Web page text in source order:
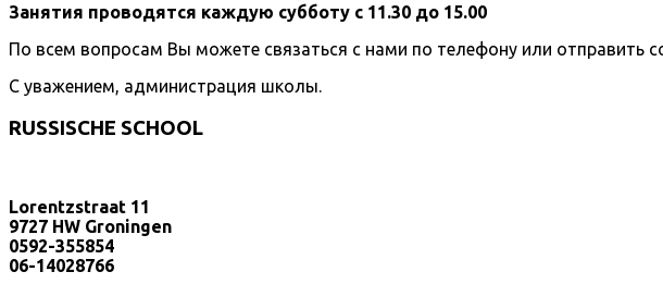
Занятия проводятся каждую субботу с 11.30 до 15.00
По всем вопросам Вы можете связаться с нами по телефону или отправить
С уважением, администрация школы.
RUSSISCHE SCHOOL
Lorentzstraat 11
9727 HW Groningen
0592-355854
06-14028766